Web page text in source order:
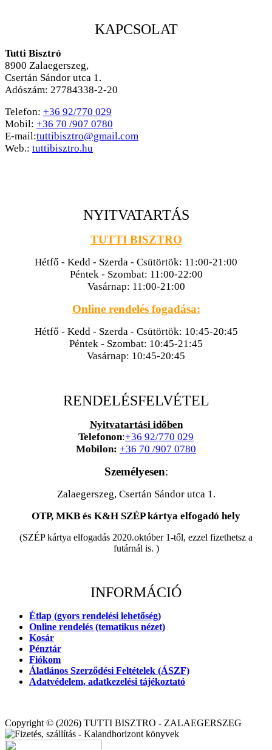
KAPCSOLAT
Tutti Bisztró
8900 Zalaegerszeg,
Csertán Sándor utca 1.
Adószám: 27784338-2-20
Telefon: +36 92/770 029
Mobil: +36 70 /907 0780
E-mail:tuttibisztro@gmail.com
Web.: tuttibisztro.hu
NYITVATARTÁS
TUTTI BISZTRO
Hétfő - Kedd - Szerda - Csütörtök: 11:00-21:00
Péntek - Szombat: 11:00-22:00
Vasárnap: 11:00-21:00
Online rendelés fogadása:
Hétfő - Kedd - Szerda - Csütörtök: 10:45-20:45
Péntek - Szombat: 10:45-21:45
Vasárnap: 10:45-20:45
RENDELÉSFELVÉTEL
Nyitvatartási időben
Telefonon:+36 92/770 029
Mobilon: +36 70 /907 0780
Személyesen:
Zalaegerszeg, Csertán Sándor utca 1.
OTP, MKB és K&H SZÉP kártya elfogadó hely
(SZÉP kártya elfogadás 2020.október 1-től, ezzel fizethetsz a
futárnál is. )
INFORMÁCIÓ
Étlap (gyors rendelési lehetőség)
Online rendelés (tematikus nézet)
Kosár
Pénztár
Fiókom
Álatlános Szerződési Feltételek (ÁSZF)
Adatvédelem, adatkezelési tájékoztató
Copyright © (2026) TUTTI BISZTRO - ZALAEGERSZEG